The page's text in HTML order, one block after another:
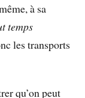
à sa
temps
les transports
qu’on peut